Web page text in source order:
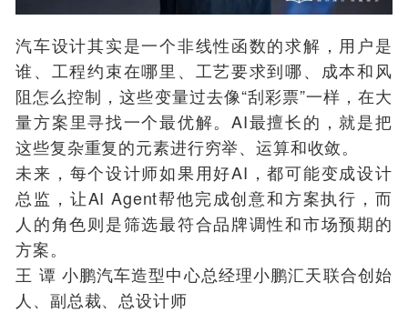
汽车设计其实是一个非线性函数的求解，用户是
谁、工程约束在哪里、工艺要求到哪、成本和风
阻怎么控制，这些变量过去像“刮彩票”一样，在大
量方案里寻找一个最优解。AI最擅长的，就是把
这些复杂重复的元素进行穷举、运算和收敛。
未来，每个设计师如果用好AI，都可能变成设计
总监，让AI Agent帮他完成创意和方案执行，而
人的角色则是筛选最符合品牌调性和市场预期的
方案。
王 谭 小鹏汽车造型中心总经理小鹏汇天联合创始
人、副总裁、总设计师